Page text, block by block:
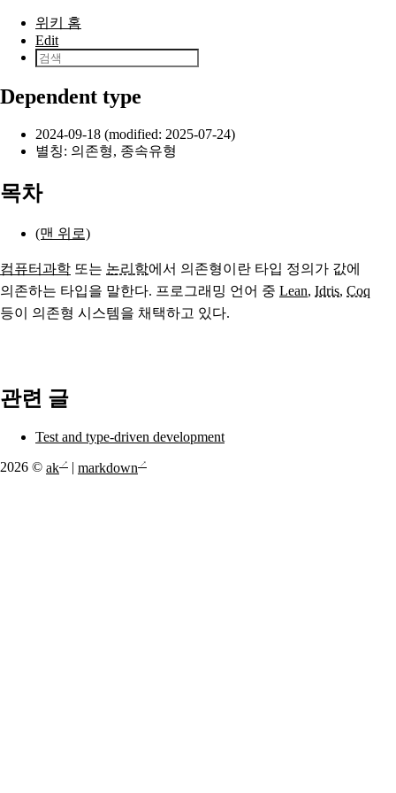
본문으로 건너뛰기
위키 홈
Edit
Dependent type
2024-09-18 (modified: 2025-07-24)
별칭: 의존형, 종속유형
목차
(맨 위로)
컴퓨터과학 또는 논리학에서 의존형이란 타입 정의가 값에
의존하는 타입을 말한다. 프로그래밍 언어 중 Lean, Idris, Coq
등이 의존형 시스템을 채택하고 있다.
관련 글
Test and type-driven development
2026 © ak markdown